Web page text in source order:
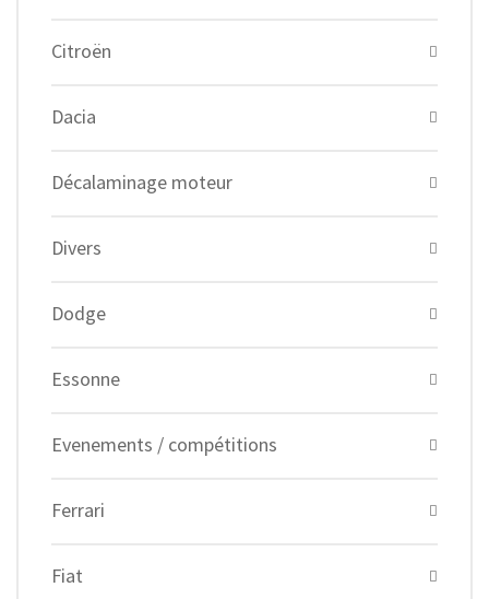
Citroën
Dacia
Décalaminage moteur
Divers
Dodge
Essonne
Evenements / compétitions
Ferrari
Fiat